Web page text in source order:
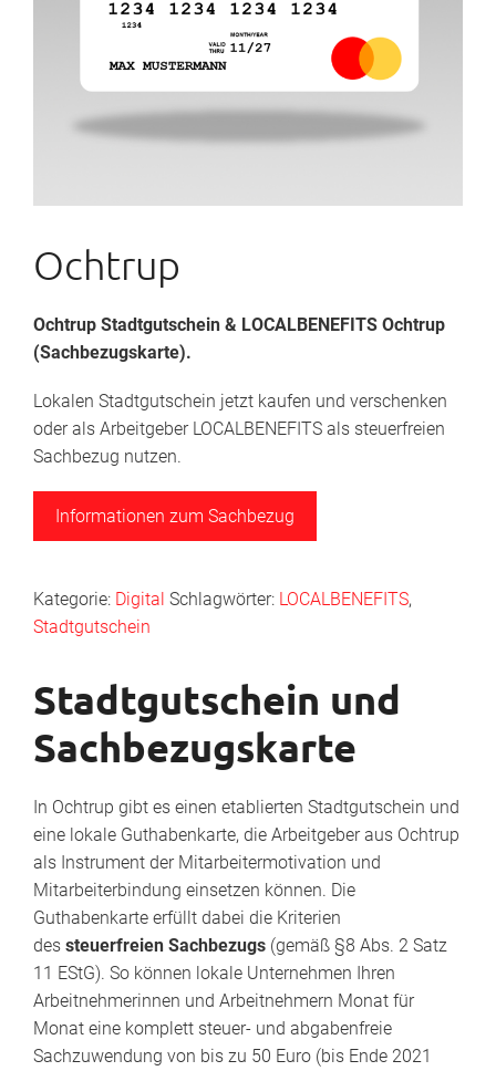
Ochtrup
Ochtrup Stadtgutschein & LOCALBENEFITS Ochtrup
(Sachbezugskarte).
Lokalen Stadtgutschein jetzt kaufen und verschenken
oder als Arbeitgeber LOCALBENEFITS als steuerfreien
Sachbezug nutzen.
Informationen zum Sachbezug
Kategorie: Digital Schlagwörter: LOCALBENEFITS,
Stadtgutschein
Stadtgutschein und
Sachbezugskarte
In Ochtrup gibt es einen etablierten Stadtgutschein und
eine lokale Guthabenkarte, die Arbeitgeber aus Ochtrup
als Instrument der Mitarbeitermotivation und
Mitarbeiterbindung einsetzen können. Die
Guthabenkarte erfüllt dabei die Kriterien
des steuerfreien Sachbezugs (gemäß §8 Abs. 2 Satz
11 EStG). So können lokale Unternehmen Ihren
Arbeitnehmerinnen und Arbeitnehmern Monat für
Monat eine komplett steuer- und abgabenfreie
Sachzuwendung von bis zu 50 Euro (bis Ende 2021